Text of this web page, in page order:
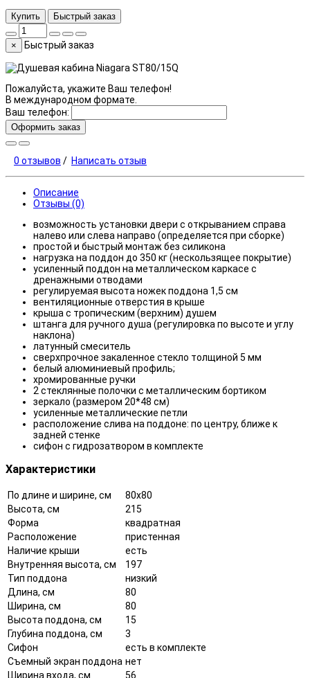
Купить Быстрый заказ
× Быстрый заказ
Пожалуйста, укажите Ваш телефон!
В международном формате.
Ваш телефон:
Оформить заказ
0 отзывов / Написать отзыв
Описание
Отзывы (0)
возможность установки двери с открыванием справа
налево или слева направо (определяется при сборке)
простой и быстрый монтаж без силикона
нагрузка на поддон до 350 кг (нескользящее покрытие)
усиленный поддон на металлическом каркасе с
дренажными отводами
регулируемая высота ножек поддона 1,5 см
вентиляционные отверстия в крыше
крыша с тропическим (верхним) душем
штанга для ручного душа (регулировка по высоте и углу
наклона)
латунный смеситель
сверхпрочное закаленное стекло толщиной 5 мм
белый алюминиевый профиль;
хромированные ручки
2 стеклянные полочки с металлическим бортиком
зеркало (размером 20*48 см)
усиленные металлические петли
расположение слива на поддоне: по центру, ближе к
задней стенке
сифон с гидрозатвором в комплекте
Характеристики
По длине и ширине, см
80x80
Высота, см
215
Форма
квадратная
Расположение
пристенная
Наличие крыши
есть
Внутренняя высота, см
197
Тип поддона
низкий
Длина, см
80
Ширина, см
80
Высота поддона, см
15
Глубина поддона, см
3
Сифон
есть в комплекте
Съемный экран поддона нет
Ширина входа, см
56